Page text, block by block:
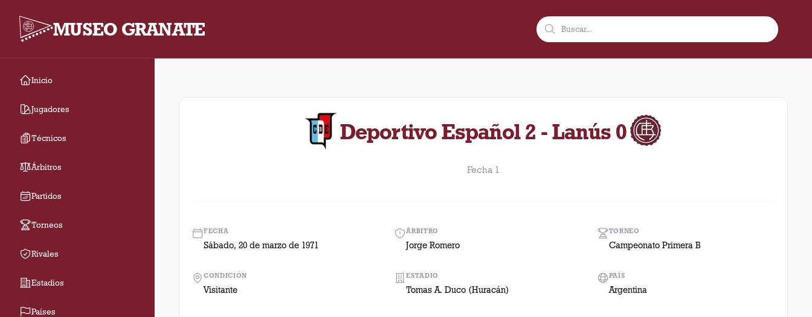
MUSEO GRANATE
Inicio
Jugadores
Técnicos
Árbitros
Partidos
Torneos
Rivales
Estadios
Países
Fecha 1. Partido entre Lanús y Deportivo Español disputado el Sábado, 20 de marzo de 1971 como visitante en el estadio Tomas A. Duco (Huracán)
Deportivo Español 2 - Lanús 0
Fecha 1
FECHA
Sábado, 20 de marzo de 1971
ÁRBITRO
Jorge Romero
TORNEO
Campeonato Primera B
CONDICIÓN
Visitante
ESTADIO
Tomas A. Duco (Huracán)
PAÍS
Argentina